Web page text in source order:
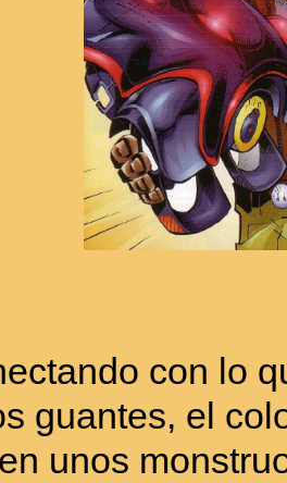
con lo
guantes, el
unos